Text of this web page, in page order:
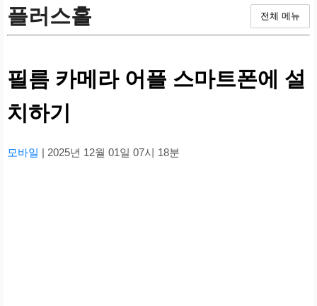
플러스홀 전체 메뉴
필름 카메라 어플 스마트폰에 설
치하기
모바일 | 2025년 12월 01일 07시 18분